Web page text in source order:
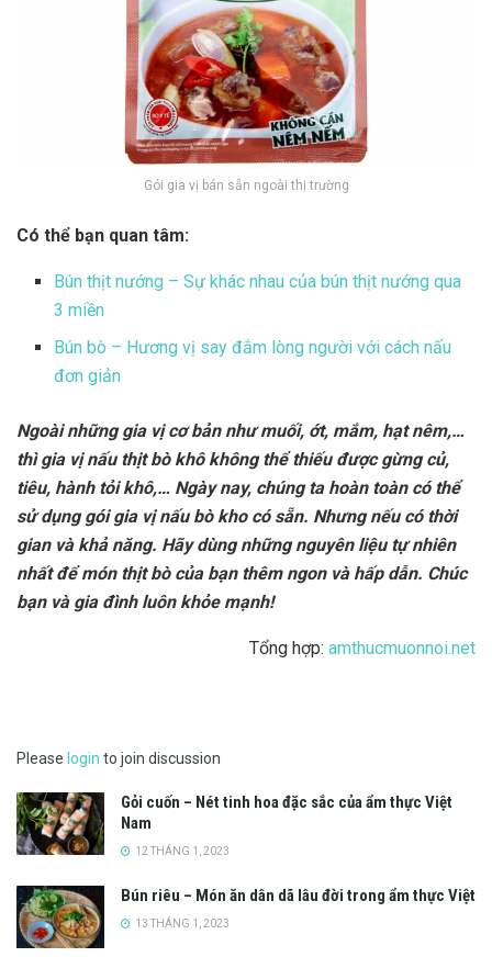
Gói gia vị bán sẵn ngoài thị trường
Có thể bạn quan tâm:
Bún thịt nướng – Sự khác nhau của bún thịt nướng qua
3 miền
Bún bò – Hương vị say đắm lòng người với cách nấu
đơn giản
Ngoài những gia vị cơ bản như muối, ớt, mắm, hạt nêm,…
thì gia vị nấu thịt bò khô không thể thiếu được gừng củ,
tiêu, hành tỏi khô,… Ngày nay, chúng ta hoàn toàn có thể
sử dụng gói gia vị nấu bò kho có sẵn. Nhưng nếu có thời
gian và khả năng. Hãy dùng những nguyên liệu tự nhiên
nhất để món thịt bò của bạn thêm ngon và hấp dẫn. Chúc
bạn và gia đình luôn khỏe mạnh!
Tổng hợp: amthucmuonnoi.net
Please login to join discussion
Gỏi cuốn – Nét tinh hoa đặc sắc của ẩm thực Việt
Nam
12 THÁNG 1, 2023
Bún riêu – Món ăn dân dã lâu đời trong ẩm thực Việt
13 THÁNG 1, 2023